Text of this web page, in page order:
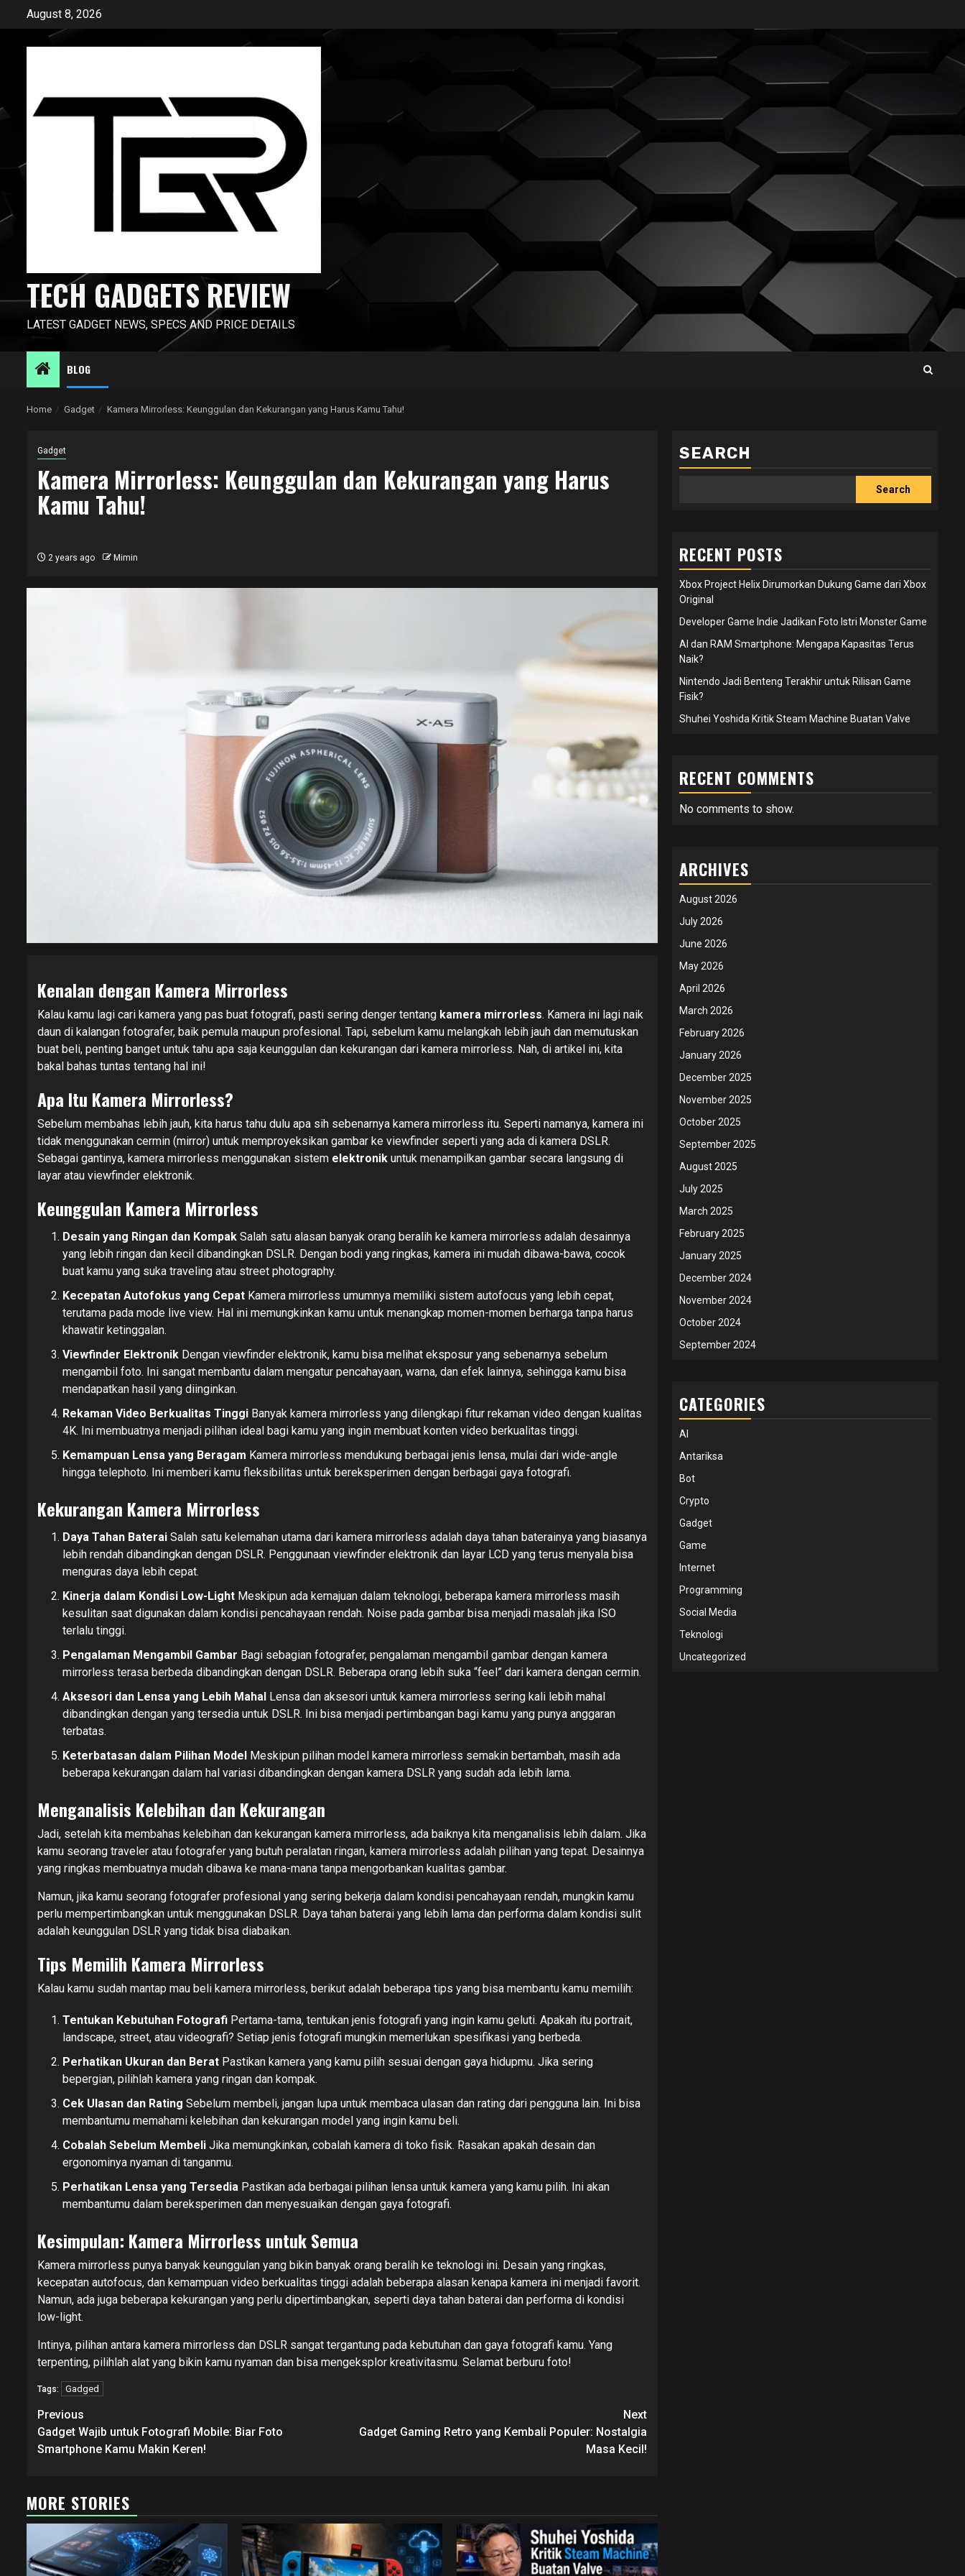
August 8, 2026
TECH GADGETS REVIEW
LATEST GADGET NEWS, SPECS AND PRICE DETAILS
BLOG
Home Gadget Kamera Mirrorless: Keunggulan dan Kekurangan yang Harus Kamu Tahu!
Gadget
Kamera Mirrorless: Keunggulan dan Kekurangan yang Harus
Kamu Tahu!
2 years ago Mimin
Kenalan dengan Kamera Mirrorless
Kalau kamu lagi cari kamera yang pas buat fotografi, pasti sering denger tentang kamera mirrorless. Kamera ini lagi naik
daun di kalangan fotografer, baik pemula maupun profesional. Tapi, sebelum kamu melangkah lebih jauh dan memutuskan
buat beli, penting banget untuk tahu apa saja keunggulan dan kekurangan dari kamera mirrorless. Nah, di artikel ini, kita
bakal bahas tuntas tentang hal ini!
Apa Itu Kamera Mirrorless?
Sebelum membahas lebih jauh, kita harus tahu dulu apa sih sebenarnya kamera mirrorless itu. Seperti namanya, kamera ini
tidak menggunakan cermin (mirror) untuk memproyeksikan gambar ke viewfinder seperti yang ada di kamera DSLR.
Sebagai gantinya, kamera mirrorless menggunakan sistem elektronik untuk menampilkan gambar secara langsung di
layar atau viewfinder elektronik.
Keunggulan Kamera Mirrorless
Desain yang Ringan dan Kompak Salah satu alasan banyak orang beralih ke kamera mirrorless adalah desainnya
yang lebih ringan dan kecil dibandingkan DSLR. Dengan bodi yang ringkas, kamera ini mudah dibawa-bawa, cocok
buat kamu yang suka traveling atau street photography.
Kecepatan Autofokus yang Cepat Kamera mirrorless umumnya memiliki sistem autofocus yang lebih cepat,
terutama pada mode live view. Hal ini memungkinkan kamu untuk menangkap momen-momen berharga tanpa harus
khawatir ketinggalan.
Viewfinder Elektronik Dengan viewfinder elektronik, kamu bisa melihat eksposur yang sebenarnya sebelum
mengambil foto. Ini sangat membantu dalam mengatur pencahayaan, warna, dan efek lainnya, sehingga kamu bisa
mendapatkan hasil yang diinginkan.
Rekaman Video Berkualitas Tinggi Banyak kamera mirrorless yang dilengkapi fitur rekaman video dengan kualitas
4K. Ini membuatnya menjadi pilihan ideal bagi kamu yang ingin membuat konten video berkualitas tinggi.
Kemampuan Lensa yang Beragam Kamera mirrorless mendukung berbagai jenis lensa, mulai dari wide-angle
hingga telephoto. Ini memberi kamu fleksibilitas untuk bereksperimen dengan berbagai gaya fotografi.
Kekurangan Kamera Mirrorless
Daya Tahan Baterai Salah satu kelemahan utama dari kamera mirrorless adalah daya tahan baterainya yang biasanya
lebih rendah dibandingkan dengan DSLR. Penggunaan viewfinder elektronik dan layar LCD yang terus menyala bisa
menguras daya lebih cepat.
Kinerja dalam Kondisi Low-Light Meskipun ada kemajuan dalam teknologi, beberapa kamera mirrorless masih
kesulitan saat digunakan dalam kondisi pencahayaan rendah. Noise pada gambar bisa menjadi masalah jika ISO
terlalu tinggi.
Pengalaman Mengambil Gambar Bagi sebagian fotografer, pengalaman mengambil gambar dengan kamera
mirrorless terasa berbeda dibandingkan dengan DSLR. Beberapa orang lebih suka “feel” dari kamera dengan cermin.
Aksesori dan Lensa yang Lebih Mahal Lensa dan aksesori untuk kamera mirrorless sering kali lebih mahal
dibandingkan dengan yang tersedia untuk DSLR. Ini bisa menjadi pertimbangan bagi kamu yang punya anggaran
terbatas.
Keterbatasan dalam Pilihan Model Meskipun pilihan model kamera mirrorless semakin bertambah, masih ada
beberapa kekurangan dalam hal variasi dibandingkan dengan kamera DSLR yang sudah ada lebih lama.
Menganalisis Kelebihan dan Kekurangan
Jadi, setelah kita membahas kelebihan dan kekurangan kamera mirrorless, ada baiknya kita menganalisis lebih dalam. Jika
kamu seorang traveler atau fotografer yang butuh peralatan ringan, kamera mirrorless adalah pilihan yang tepat. Desainnya
yang ringkas membuatnya mudah dibawa ke mana-mana tanpa mengorbankan kualitas gambar.
Namun, jika kamu seorang fotografer profesional yang sering bekerja dalam kondisi pencahayaan rendah, mungkin kamu
perlu mempertimbangkan untuk menggunakan DSLR. Daya tahan baterai yang lebih lama dan performa dalam kondisi sulit
adalah keunggulan DSLR yang tidak bisa diabaikan.
Tips Memilih Kamera Mirrorless
Kalau kamu sudah mantap mau beli kamera mirrorless, berikut adalah beberapa tips yang bisa membantu kamu memilih:
Tentukan Kebutuhan Fotografi Pertama-tama, tentukan jenis fotografi yang ingin kamu geluti. Apakah itu portrait,
landscape, street, atau videografi? Setiap jenis fotografi mungkin memerlukan spesifikasi yang berbeda.
Perhatikan Ukuran dan Berat Pastikan kamera yang kamu pilih sesuai dengan gaya hidupmu. Jika sering
bepergian, pilihlah kamera yang ringan dan kompak.
Cek Ulasan dan Rating Sebelum membeli, jangan lupa untuk membaca ulasan dan rating dari pengguna lain. Ini bisa
membantumu memahami kelebihan dan kekurangan model yang ingin kamu beli.
Cobalah Sebelum Membeli Jika memungkinkan, cobalah kamera di toko fisik. Rasakan apakah desain dan
ergonominya nyaman di tanganmu.
Perhatikan Lensa yang Tersedia Pastikan ada berbagai pilihan lensa untuk kamera yang kamu pilih. Ini akan
membantumu dalam bereksperimen dan menyesuaikan dengan gaya fotografi.
Kesimpulan: Kamera Mirrorless untuk Semua
Kamera mirrorless punya banyak keunggulan yang bikin banyak orang beralih ke teknologi ini. Desain yang ringkas,
kecepatan autofocus, dan kemampuan video berkualitas tinggi adalah beberapa alasan kenapa kamera ini menjadi favorit.
Namun, ada juga beberapa kekurangan yang perlu dipertimbangkan, seperti daya tahan baterai dan performa di kondisi
low-light.
Intinya, pilihan antara kamera mirrorless dan DSLR sangat tergantung pada kebutuhan dan gaya fotografi kamu. Yang
terpenting, pilihlah alat yang bikin kamu nyaman dan bisa mengeksplor kreativitasmu. Selamat berburu foto!
Tags: Gadged
Post
navigation
Previous
Gadget Wajib untuk Fotografi Mobile: Biar Foto
Smartphone Kamu Makin Keren!
Next
Gadget Gaming Retro yang Kembali Populer: Nostalgia
Masa Kecil!
MORE STORIES
SEARCH
Search
RECENT POSTS
Xbox Project Helix Dirumorkan Dukung Game dari Xbox
Original
Developer Game Indie Jadikan Foto Istri Monster Game
AI dan RAM Smartphone: Mengapa Kapasitas Terus
Naik?
Nintendo Jadi Benteng Terakhir untuk Rilisan Game
Fisik?
Shuhei Yoshida Kritik Steam Machine Buatan Valve
RECENT COMMENTS
No comments to show.
ARCHIVES
August 2026
July 2026
June 2026
May 2026
April 2026
March 2026
February 2026
January 2026
December 2025
November 2025
October 2025
September 2025
August 2025
July 2025
March 2025
February 2025
January 2025
December 2024
November 2024
October 2024
September 2024
CATEGORIES
AI
Antariksa
Bot
Crypto
Gadget
Game
Internet
Programming
Social Media
Teknologi
Uncategorized